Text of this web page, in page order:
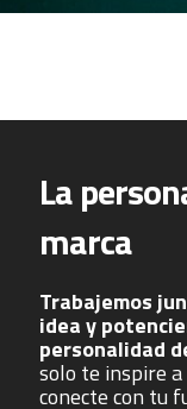
La
marca
Trabajemos
idea y
personalidad
solo te inspire
conecte con tu